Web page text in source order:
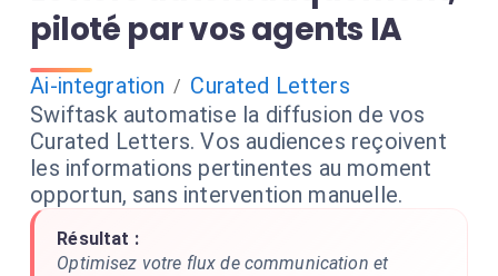
piloté par vos agents IA
Ai-integration / Curated Letters
Swiftask automatise la diffusion de vos
Curated Letters. Vos audiences reçoivent
les informations pertinentes au moment
opportun, sans intervention manuelle.
Résultat :
Optimisez votre flux de communication et